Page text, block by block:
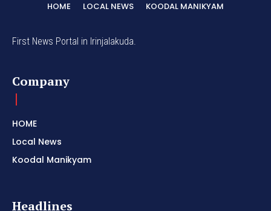
HOME LOCAL NEWS KOODAL MANIKYAM
First News Portal in Irinjalakuda.
Company
HOME
Local News
Koodal Manikyam
Headlines